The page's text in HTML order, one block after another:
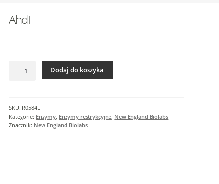
AhdI
Dodaj do koszyka
SKU: R0584L
Kategorie: Enzymy Enzymy restrykcyjne New England Biolabs
Znacznik: New England Biolabs